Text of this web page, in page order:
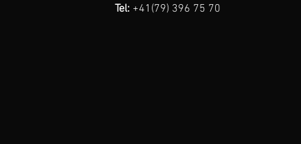
Tel: +41(79) 396 75 70